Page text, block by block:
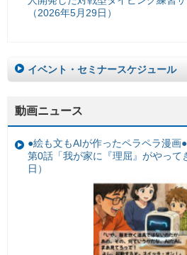
（2026年5月29日）
イベント・セミナースケジュール
動画ニュース
●絵も文もAIが作ったペラペラ漫画
第0話「我が家に『理屈』がやって
日）